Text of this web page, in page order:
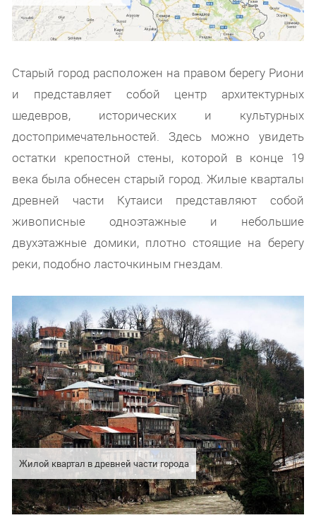
Старый город расположен на правом берегу Риони
и представляет собой центр архитектурных
шедевров, исторических и культурных
достопримечательностей. Здесь можно увидеть
остатки крепостной стены, которой в конце 19
века была обнесен старый город. Жилые кварталы
древней части Кутаиси представляют собой
живописные одноэтажные и небольшие
двухэтажные домики, плотно стоящие на берегу
реки, подобно ласточкиным гнездам.
Жилой квартал в древней части города